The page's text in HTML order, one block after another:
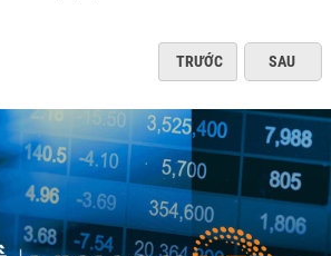
TRƯỚC SAU